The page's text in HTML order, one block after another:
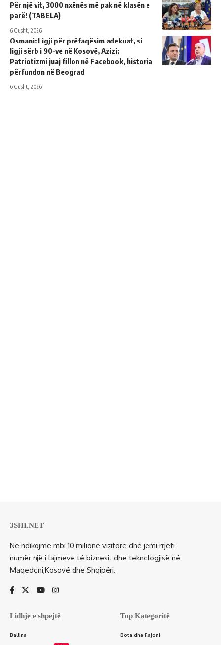
Për një vit, 3000 nxënës më pak në klasën e
parë! (TABELA)
6 Gusht, 2026
Osmani: Ligji për prëfaqësim adekuat, si
ligji sërb i 90-ve në Kosovë, Azizi:
Patriotizmi juaj fillon në Facebook, historia
përfundon në Beograd
6 Gusht, 2026
3SHI.NET
Ne ndikojmë mbi 10 milionë vizitorë dhe jemi rrjeti
numër një i lajmeve të biznesit dhe teknologjisë në
Maqedoni,Kosovë dhe Shqipëri.
Lidhje e shpejtë
Ballina
Top Kategoritë
Bota dhe Rajoni